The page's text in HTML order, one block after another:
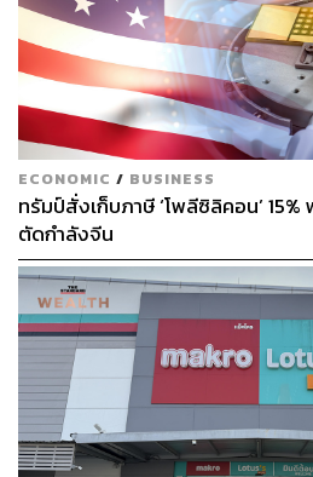
ECONOMIC / BUSINESS
ทรัมป์สั่งเก็บภาษี ‘โพลีซิลิคอน’
ตัดกำลังจีน